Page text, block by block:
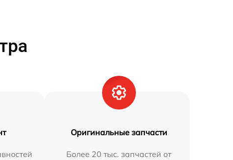
Оригинальные запчасти
Более 20 тыс. запчастей от